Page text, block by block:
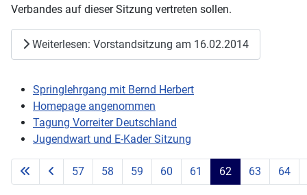
Verbandes auf dieser Sitzung vertreten sollen.
Weiterlesen: Vorstandsitzung am 16.02.2014
Springlehrgang mit Bernd Herbert
Homepage angenommen
Tagung Vorreiter Deutschland
Jugendwart und E-Kader Sitzung
Seite 62 von 71
57 58 59 60 61 62 63 64